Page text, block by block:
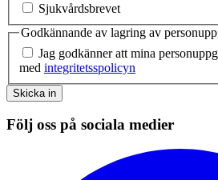
Sjukvårdsbrevet
Godkännande av lagring av
Jag godkänner att mina
med integritetsspolicyn
Skicka in
Följ oss på sociala medier